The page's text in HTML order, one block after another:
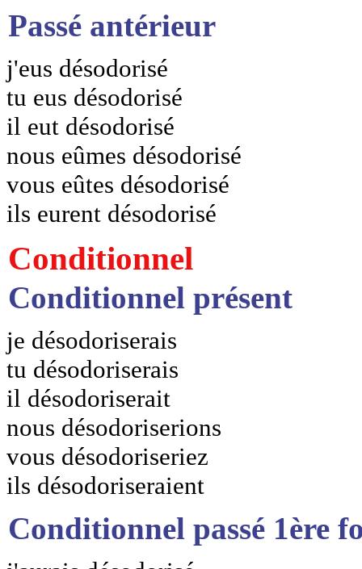
Passé antérieur
j'eus désodorisé
tu eus désodorisé
il eut désodorisé
nous eûmes désodorisé
vous eûtes désodorisé
ils eurent désodorisé
Conditionnel
Conditionnel présent
je désodoriserais
tu désodoriserais
il désodoriserait
nous désodoriserions
vous désodoriseriez
ils désodoriseraient
Conditionnel passé 1ère